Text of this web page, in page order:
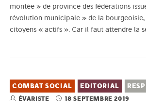
montée » de province des fédérations
révolution municipale » de la bourgeoisie,
citoyens « actifs ». Car il faut attendre la
COMBAT SOCIAL EDITORIAL
ÉVARISTE 18 SEPTEMBRE 2019